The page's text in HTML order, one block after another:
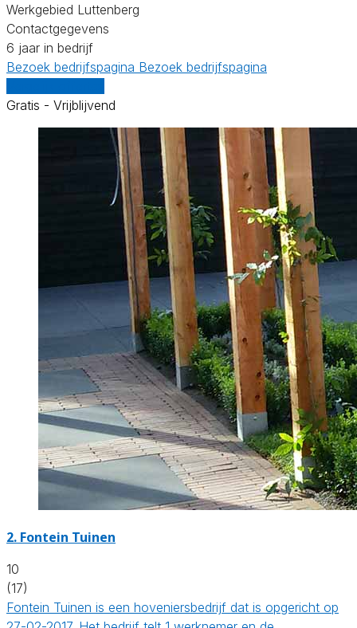
Werkgebied Luttenberg
Contactgegevens
6 jaar in bedrijf
Bezoek bedrijfspagina Bezoek bedrijfspagina
Gratis - Vrijblijvend
2. Fontein Tuinen
10
(17)
Fontein Tuinen is een hoveniersbedrijf dat is opgericht op